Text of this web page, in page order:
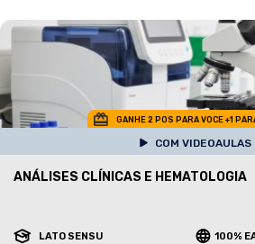
GANHE 2 POS PARA VOCE +1
COM VIDEOAULAS
ANÁLISES CLÍNICAS E HEMATOLOGIA
LATO SENSU 100%